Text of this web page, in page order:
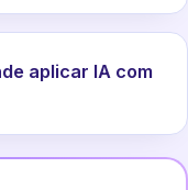
aplicar IA com